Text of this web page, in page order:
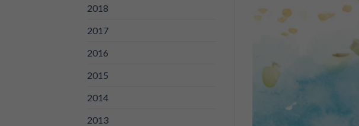
2018
2017
2016
2015
2014
2013